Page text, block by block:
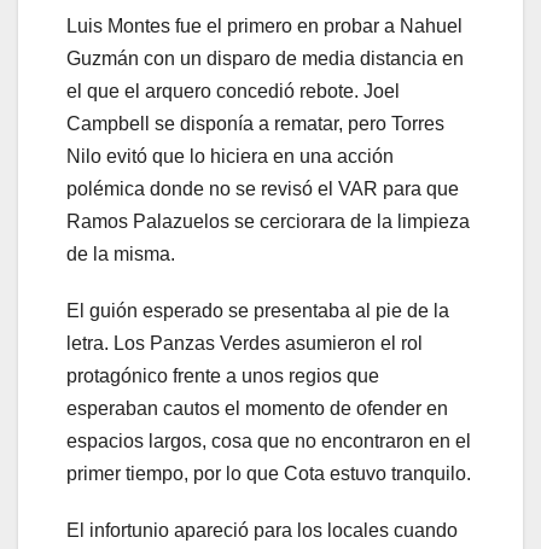
Luis Montes fue el primero en probar a Nahuel
Guzmán con un disparo de media distancia en
el que el arquero concedió rebote. Joel
Campbell se disponía a rematar, pero Torres
Nilo evitó que lo hiciera en una acción
polémica donde no se revisó el VAR para que
Ramos Palazuelos se cerciorara de la limpieza
de la misma.
El guión esperado se presentaba al pie de la
letra. Los Panzas Verdes asumieron el rol
protagónico frente a unos regios que
esperaban cautos el momento de ofender en
espacios largos, cosa que no encontraron en el
primer tiempo, por lo que Cota estuvo tranquilo.
El infortunio apareció para los locales cuando